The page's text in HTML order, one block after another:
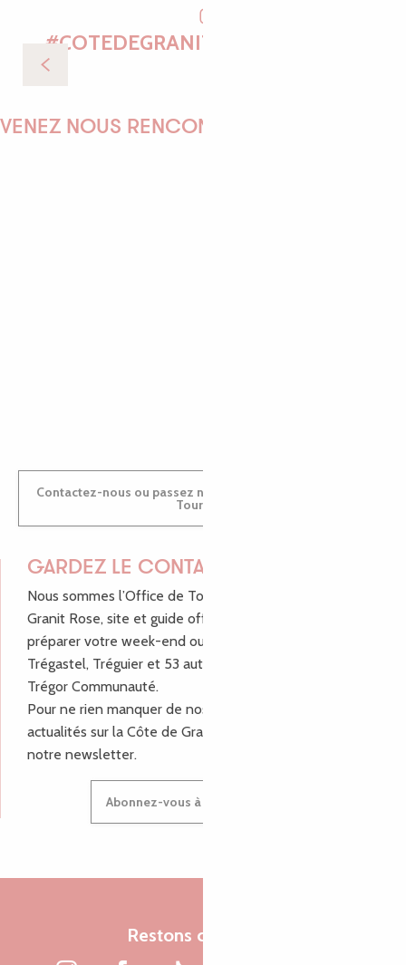
#COTEDEGRANITROSETOURISME
VENEZ NOUS RENCONTRER !
Contactez-nous ou passez nous voir dans nos Offices de
Tourisme
GARDEZ LE CONTACT !
Nous sommes l’Office de Tourisme Bretagne - Côte de
Granit Rose, site et guide officiel pour vous aider à
préparer votre week-end ou vos vacances à Lannion,
Trégastel, Tréguier et 53 autres communes de Lannion-
Trégor Communauté.
Pour ne rien manquer de nos bons plans et nos
actualités sur la Côte de Granit Rose, inscrivez-vous à
notre newsletter.
Abonnez-vous à notre newsletter
Restons connectés